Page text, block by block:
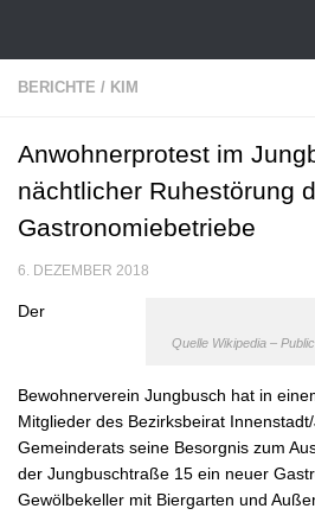
BERICHTE / KIM
Anwohnerprotest im
nächtlicher Ruhestörung
Gastronomiebetriebe
6. DEZEMBER 2018
Quelle Wikipedia –
Der
Bewohnerverein Jungbusch hat in
Mitglieder des Bezirksbeirat
Gemeinderats seine Besorgnis zum
der Jungbuschtraße 15 ein neuer
Gewölbekeller mit Biergarten und